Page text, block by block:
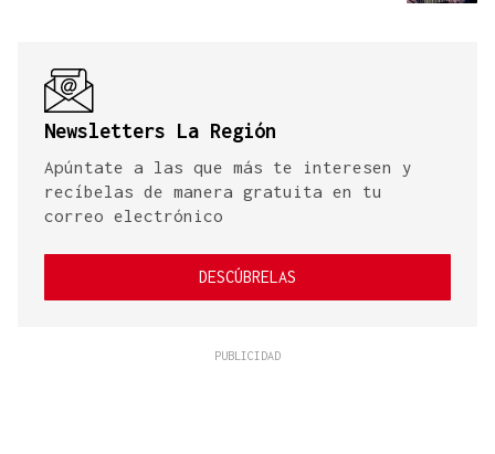
Newsletters La Región
Apúntate a las que más te interesen y
recíbelas de manera gratuita en tu
correo electrónico
DESCÚBRELAS